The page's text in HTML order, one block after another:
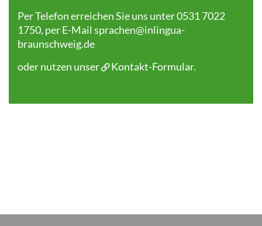
Per Telefon erreichen Sie uns unter 0531 7022
1750, per E-Mail sprachen@inlingua-
braunschweig.de
oder nutzen unser
Kontakt-Formular.